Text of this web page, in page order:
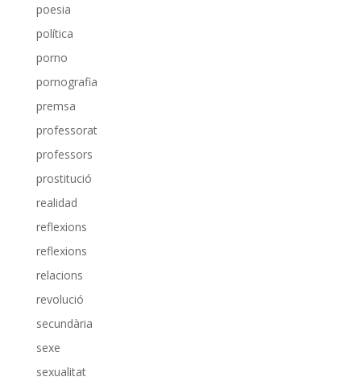
poesia
política
porno
pornografia
premsa
professorat
professors
prostitució
realidad
reflexions
reflexions
relacions
revolució
secundària
sexe
sexualitat